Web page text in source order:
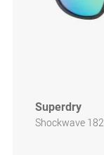
Superdry
Shockwave 182